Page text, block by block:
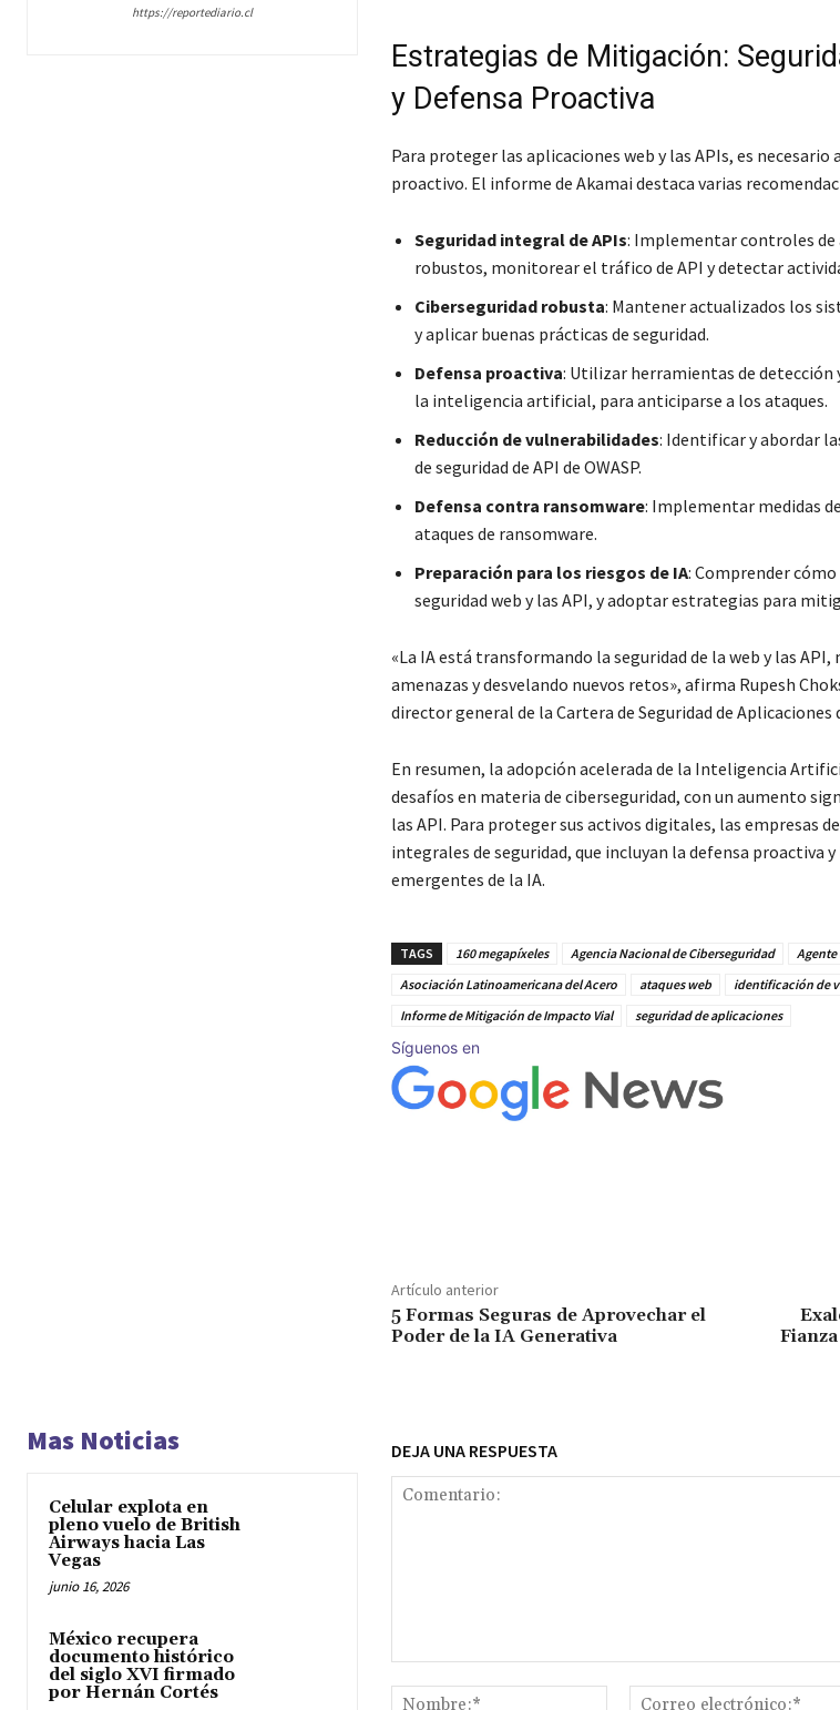
https://reportediario.cl
Estrategias de Mitigación:
y Defensa Proactiva
Para proteger las aplicaciones web y las APIs, es
proactivo. El informe de Akamai destaca varias
Seguridad integral de APIs: Implementar controles
robustos, monitorear el tráfico de API y detectar
Ciberseguridad robusta: Mantener actualizados los
y aplicar buenas prácticas de seguridad.
Defensa proactiva: Utilizar herramientas de detección
la inteligencia artificial, para anticiparse a los ataques.
Reducción de vulnerabilidades: Identificar y abordar
de seguridad de API de OWASP.
Defensa contra ransomware: Implementar medidas
ataques de ransomware.
Preparación para los riesgos de IA: Comprender
seguridad web y las API, y adoptar estrategias para
«La IA está transformando la seguridad de la web y las
amenazas y desvelando nuevos retos», afirma Rupesh
director general de la Cartera de Seguridad de Aplicaciones
En resumen, la adopción acelerada de la Inteligencia
desafíos en materia de ciberseguridad, con un aumento
las API. Para proteger sus activos digitales, las empresas
integrales de seguridad, que incluyan la defensa proactiva
emergentes de la IA.
TAGS 160 megapíxeles Agencia Nacional de Ciberseguridad
Asociación Latinoamericana del Acero
ataques web
identificación de
Informe de Mitigación de Impacto Vial
seguridad de aplicaciones
Síguenos en
Artículo anterior
5 Formas Seguras de Aprovechar el
Poder de la IA Generativa
Mas Noticias
Celular explota en
pleno vuelo de British
Airways hacia Las
Vegas
junio 16, 2026
México recupera
documento histórico
del siglo XVI firmado
por Hernán Cortés
DEJA UNA RESPUESTA
Nombre:*